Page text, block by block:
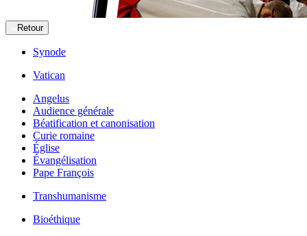
Retour
Synode
Vatican
Angelus
Audience générale
Béatification et canonisation
Curie romaine
Église
Évangélisation
Pape François
Transhumanisme
Bioéthique